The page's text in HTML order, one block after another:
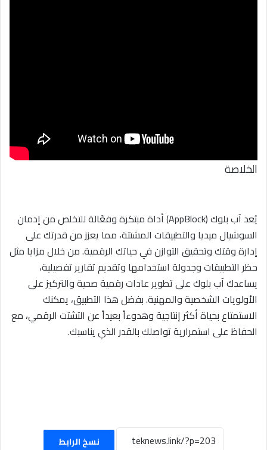
الخلاصة
يُعد آب بلوك (AppBlock) أداة مبتكرة وفعّالة للتخلص من إدمان
السوشيال ميديا والتطبيقات المشتتة، مما يعزز من قدرتك على
إدارة وقتك وتحقيق التوازن في حياتك الرقمية. من خلال مزايا مثل
حظر التطبيقات وجدولة استخدامها وتقديم تقارير تفصيلية،
يساعدك آب بلوك على تطوير عادات رقمية صحية والتركيز على
الأولويات الشخصية والمهنية. بفضل هذا التطبيق، يمكنك
الاستمتاع بحياة أكثر إنتاجية وهدوءاً بعيداً عن التشتت الرقمي، مع
الحفاظ على استمرارية تواصلك بالقدر الذي يناسبك.
نسخ الرابط